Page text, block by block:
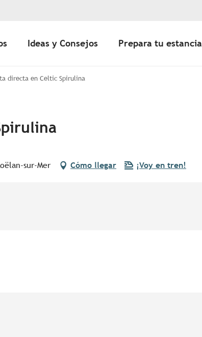
Ideas y Consejos Prepara tu estancia
directa en Celtic Spirulina
sur-Mer Cómo llegar ¡Voy en tren!